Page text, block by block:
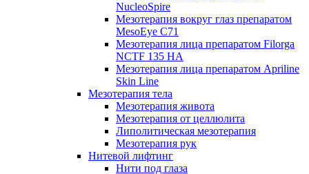
NucleoSpire
Мезотерапия вокруг глаз препаратом
MesoEye С71
Мезотерапия лица препаратом Filorga
NCTF 135 HA
Мезотерапия лица препаратом Apriline
Skin Line
Мезотерапия тела
Мезотерапия живота
Мезотерапия от целлюлита
Липолитическая мезотерапия
Мезотерапия рук
Нитевой лифтинг
Нити под глаза